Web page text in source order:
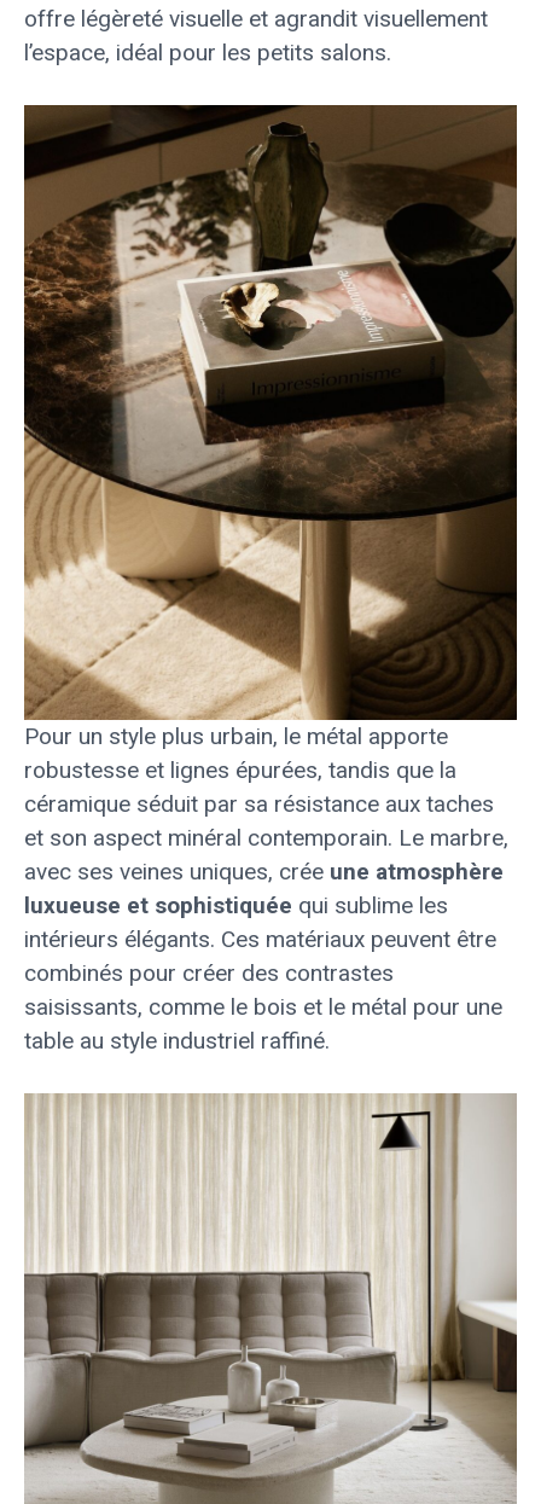
offre légèreté visuelle et agrandit visuellement
l’espace, idéal pour les petits salons.
Pour un style plus urbain, le métal apporte
robustesse et lignes épurées, tandis que la
céramique séduit par sa résistance aux taches
et son aspect minéral contemporain. Le marbre,
avec ses veines uniques, crée une atmosphère
luxueuse et sophistiquée qui sublime les
intérieurs élégants. Ces matériaux peuvent être
combinés pour créer des contrastes
saisissants, comme le bois et le métal pour une
table au style industriel raffiné.